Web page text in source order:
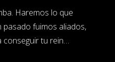
Haremos lo que
pasado fuimos aliados,
tu rein…